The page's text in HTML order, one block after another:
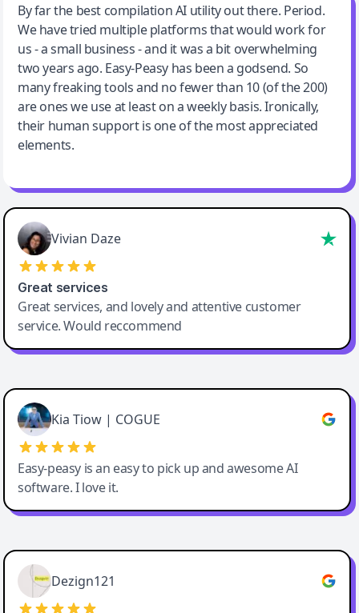
Jeff Wilson
By far the best compilation AI utility
By far the best compilation AI utility out there. Period.
We have tried multiple platforms that would work for
us - a small business - and it was a bit overwhelming
two years ago. Easy-Peasy has been a godsend. So
many freaking tools and no fewer than 10 (of the 200)
are ones we use at least on a weekly basis. Ironically,
their human support is one of the most appreciated
elements.
Vivian Daze
Great services
Great services, and lovely and attentive customer
service. Would reccommend
Cody Crabb
Great service, Best AI tool
Kia Tiow | COGUE
Easy-peasy is an easy to pick up and awesome AI
software. I love it.
Easy-Peasy AI
Dezign121